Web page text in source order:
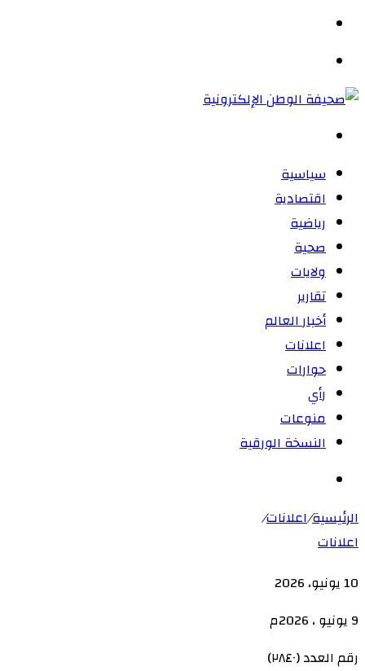
سياسية
اقتصادية
رياضية
صحية
ولايات
تقارير
أخبار العالم
اعلانات
حوارات
رأي
منوعات
النسخة الورقية
الرئيسية/اعلانات/
اعلانات
10 يونيو، 2026
رقم العدد (٢٨٤٠)